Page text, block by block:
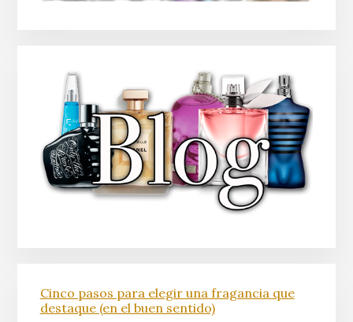
Cinco pasos para elegir una fragancia que
destaque (en el buen sentido)